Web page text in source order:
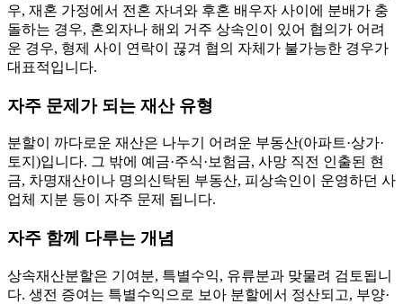
우, 재혼 가정에서 전혼 자녀와 후혼 배우자 사이에 분배가 충
돌하는 경우, 혼외자나 해외 거주 상속인이 있어 협의가 어려
운 경우, 형제 사이 연락이 끊겨 협의 자체가 불가능한 경우가
대표적입니다.
자주 문제가 되는 재산 유형
분할이 까다로운 재산은 나누기 어려운 부동산(아파트·상가·
토지)입니다. 그 밖에 예금·주식·보험금, 사망 직전 인출된 현
금, 차명재산이나 명의신탁된 부동산, 피상속인이 운영하던 사
업체 지분 등이 자주 문제 됩니다.
자주 함께 다루는 개념
상속재산분할은 기여분, 특별수익, 유류분과 맞물려 검토됩니
다. 생전 증여는 특별수익으로 보아 분할에서 정산되고, 부양·